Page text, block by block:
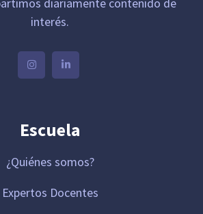
interés.
Escuela
¿Quiénes somos?
Expertos Docentes